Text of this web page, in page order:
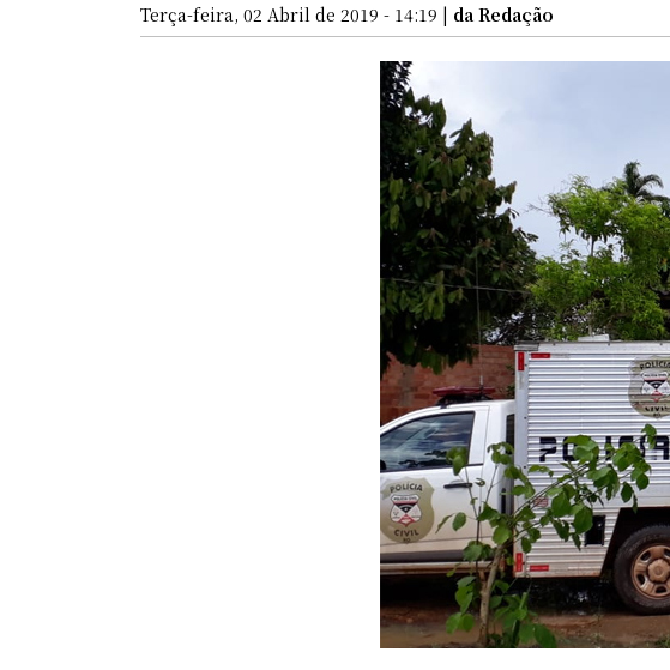
Terça-feira, 02 Abril de 2019 - 14:19 | da Redação